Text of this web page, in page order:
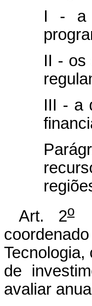
I - a
II - os
III - a
Art. 2o
Tecnologia,
de
avaliar